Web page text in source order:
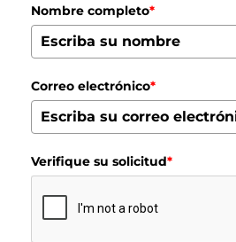
Nombre completo*
Correo electrónico*
Verifique su solicitud*